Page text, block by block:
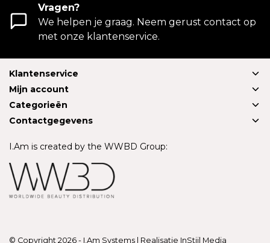
Vragen?
We helpen je graag. Neem gerust contact op
met onze klantenservice.
Klantenservice
Mijn account
Categorieën
Contactgegevens
I.Am is created by the WWBD Group:
© Copyright 2026 - I.Am Systems | Realisatie InStijl Media